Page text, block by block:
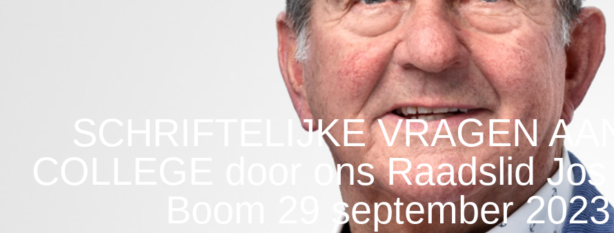
SCHRIFTELIJKE VRAGEN
COLLEGE door ons Raadslid Jos
Boom 29 september